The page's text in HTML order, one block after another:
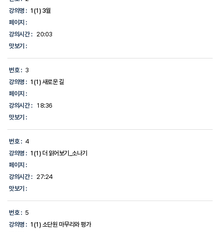
한
보
를
공
다.
강의명 : 1(1) 3월
페이지 :
강의시간 :
20:03
맛보기 :
번호 : 3
강의명 : 1(1) 새로운 길
페이지 :
강의시간 :
18:36
맛보기 :
번호 : 4
강의명 : 1(1) 더 읽어보기_소나기
페이지 :
강의시간 :
27:24
맛보기 :
번호 : 5
강의명 : 1(1) 소단원 마무리와 평가